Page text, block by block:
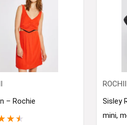
– Rochie
★ ★
ROCHII
Sisley
mini,